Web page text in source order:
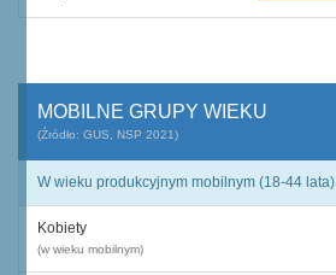
MOBILNE GRUPY WIEKU
(Źródło: GUS, NSP 2021)
W wieku produkcyjnym mobilnym (18-44 lata)
Kobiety
(w wieku mobilnym)